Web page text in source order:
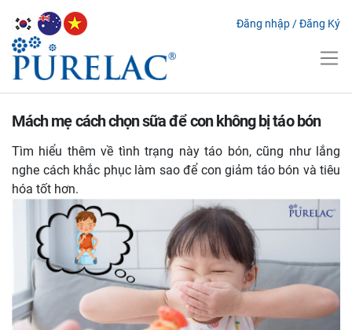
Đăng nhập /Đăng Ký
Mách mẹ cách chọn sữa để con không bị táo bón
Tìm hiểu thêm về tình trạng này táo bón, cũng như lắng
nghe cách khắc phục làm sao để con giảm táo bón và tiêu
hóa tốt hơn.